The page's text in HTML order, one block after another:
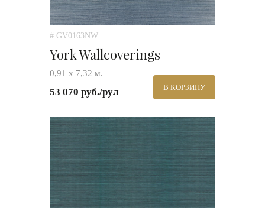
# GV0163NW
York Wallcoverings
0,91 х 7,32 м.
53 070 руб./рул В КОРЗИНУ